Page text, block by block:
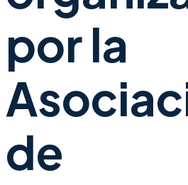
por la
de